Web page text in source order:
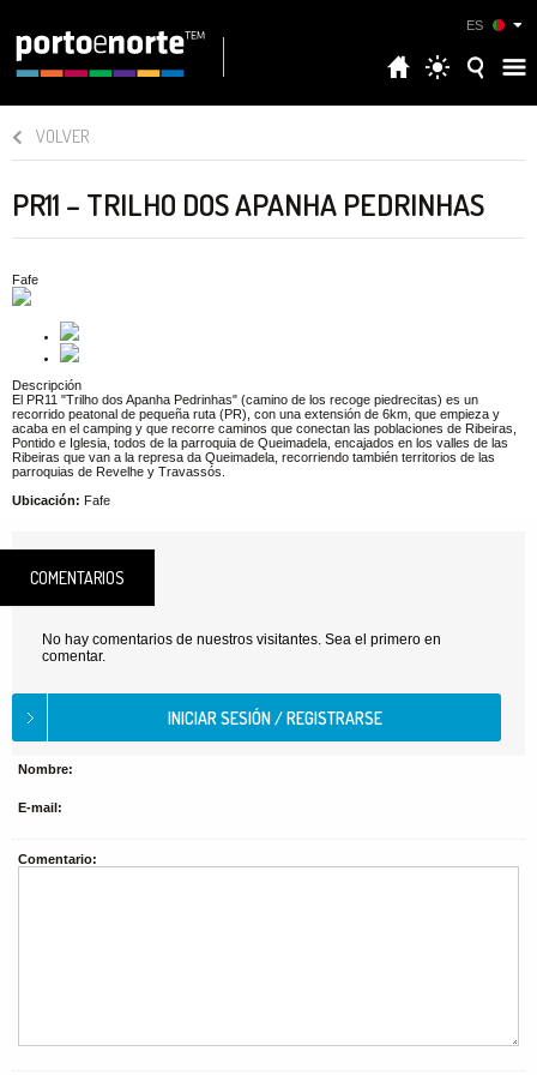
ES
VOLVER
PR11 – TRILHO DOS APANHA PEDRINHAS
Fafe
Descripción
El PR11 "Trilho dos Apanha Pedrinhas" (camino de los recoge piedrecitas) es un
recorrido peatonal de pequeña ruta (PR), con una extensión de 6km, que empieza y
acaba en el camping y que recorre caminos que conectan las poblaciones de Ribeiras,
Pontido e Iglesia, todos de la parroquia de Queimadela, encajados en los valles de las
Ribeiras que van a la represa da Queimadela, recorriendo también territorios de las
parroquias de Revelhe y Travassós.
Ubicación: Fafe
COMENTARIOS
No hay comentarios de nuestros visitantes. Sea el primero en
comentar.
Nombre:
E-mail:
Comentario: